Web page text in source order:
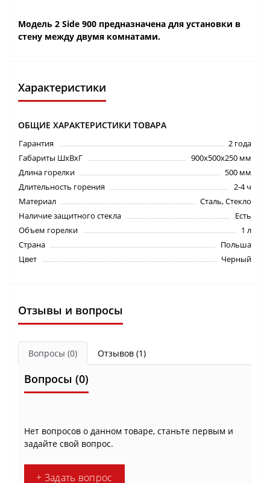
Модель 2 Side 900 предназначена для установки в
стену между двумя комнатами.
Характеристики
ОБЩИЕ ХАРАКТЕРИСТИКИ ТОВАРА
Гарантия
2 года
Габариты ШхВхГ
900х500х250 мм
Длина горелки
500 мм
Длительность горения
2-4 ч
Материал
Сталь, Стекло
Наличие защитного стекла
Есть
Объем горелки
1 л
Страна
Польша
Цвет
Черный
Отзывы и вопросы
Вопросы (0) Отзывов (1)
Вопросы (0)
Нет вопросов о данном товаре, станьте первым и
задайте свой вопрос.
+ Задать вопрос